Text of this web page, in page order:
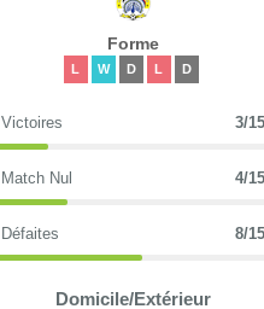
Forme
L W D L D
Victoires 3/15
Match Nul 4/15
Défaites 8/15
Domicile/Extérieur